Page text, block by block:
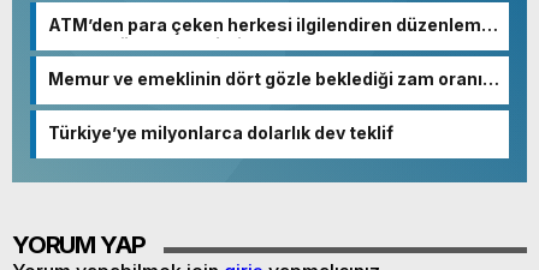
ATM’den para çeken herkesi ilgilendiren düzenleme!
Sayılar tümden değişti
Memur ve emeklinin dört gözle beklediği zam oranı
Türkiye’ye milyonlarca dolarlık dev teklif
YORUM YAP